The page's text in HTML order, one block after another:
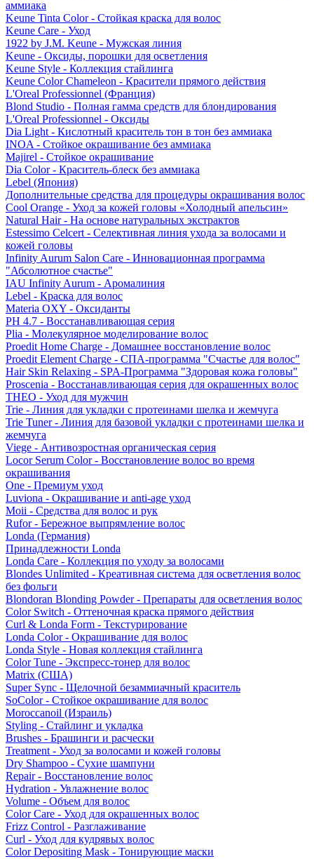
аммиака
Keune Tinta Color - Стойкая краска для волос
Keune Care - Уход
1922 by J.M. Keune - Мужская линия
Keune - Оксиды, порошки для осветления
Keune Style - Коллекция стайлинга
Keune Color Chameleon - Красители прямого действия
L'Oreal Professionnel (Франция)
Blond Studio - Полная гамма средств для блондирования
L'Oreal Professionnel - Оксиды
Dia Light - Кислотный краситель тон в тон без аммиака
INOA - Стойкое окрашивание без аммиака
Majirel - Стойкое окрашивание
Dia Color - Краситель-блеск без аммиака
Lebel (Япония)
Дополнительные средства для процедуры окрашивания волос
Cool Orange - Уход за кожей головы «Холодный апельсин»
Natural Hair - На основе натуральных экстрактов
Estessimo Celcert - Селективная линия ухода за волосами и
кожей головы
Infinity Aurum Salon Care - Инновационная программа
"Абсолютное счастье"
IAU Infinity Aurum - Аромалиния
Lebel - Краска для волос
Materia OXY - Оксиданты
PH 4.7 - Восстанавливающая серия
Plia - Молекулярное моделирование волос
Proedit Home Charge - Домашнее восстановление волос
Proedit Element Charge - СПА-программа "Счастье для волос"
Hair Skin Relaxing - SPA-Программа "Здоровая кожа головы"
Proscenia - Восстанавливающая серия для окрашенных волос
THEO - Уход для мужчин
Trie - Линия для укладки с протеинами шелка и жемчуга
Trie Tuner - Линия для базовой укладки с протеинами шелка и
жемчуга
Viege - Антивозростная органическая серия
Locor Serum Color - Восстановление волос во время
окрашивания
One - Премиум уход
Luviona - Окрашивание и anti-age уход
Moii - Средства для волос и рук
Rufor - Бережное выпрямление волос
Londa (Германия)
Принадлежности Londa
Londa Care - Коллекция по уходу за волосами
Blondes Unlimited - Креативная система для осветления волос
без фольги
Blondoran Blonding Powder - Препараты для осветления волос
Color Switch - Оттеночная краска прямого действия
Curl & Londa Form - Текстурирование
Londa Color - Окрашивание для волос
Londa Style - Новая коллекция стайлинга
Color Tune - Экспресс-тонер для волос
Matrix (США)
Super Sync - Щелочной безаммиачный краситель
SoColor - Стойкое окрашивание для волос
Moroccanoil (Израиль)
Styling - Стайлинг и укладка
Brushes - Брашинги и расчески
Treatment - Уход за волосами и кожей головы
Dry Shampoo - Сухие шампуни
Repair - Восстановление волос
Hydration - Увлажнение волос
Volume - Объем для волос
Color Care - Уход для окрашенных волос
Frizz Control - Разглаживание
Curl - Уход для кудрявых волос
Color Depositing Mask - Тонирующие маски